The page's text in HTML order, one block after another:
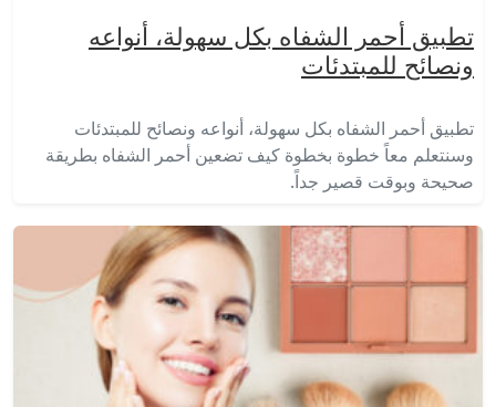
تطبيق أحمر الشفاه بكل سهولة، أنواعه
ونصائح للمبتدئات
تطبيق أحمر الشفاه بكل سهولة، أنواعه ونصائح للمبتدئات
وسنتعلم معاً خطوة بخطوة كيف تضعين أحمر الشفاه بطريقة
صحيحة وبوقت قصير جداً.